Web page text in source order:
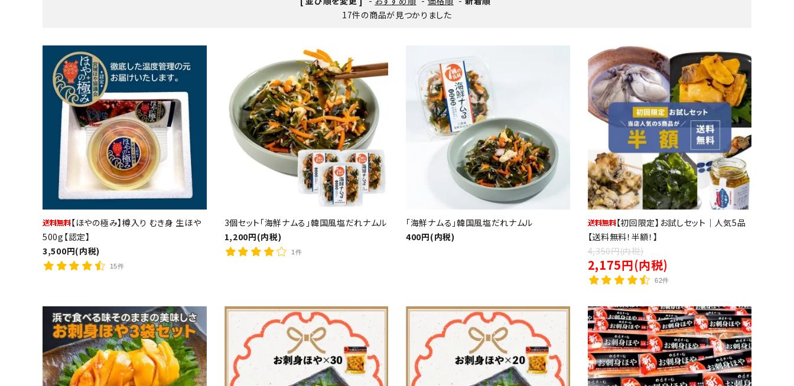
帆立
その他の魚
（銀鮭・さば・さんま等）
お刺身
炙り 燻り 牡蠣味噌 贈答品
「至極の一杯」宮城飯の素 石巻金華
（茶漬け、釜めし、カレー）
おかず
ご飯・お供 冷凍品
包装紙可能商品
17件の商品が見つかりました
【ほやの極み】樽入り むき身 生ほや
500g【認定】
3,500円(内税)
15件
3個セット「海鮮ナムる」韓国風塩だれナムル
1,200円(内税)
1件
「海鮮ナムる」韓国風塩だれナムル
400円(内税)
【初回限定】お試しセット｜人気5品
【送料無料！半額！】
4,350円(内税)
2,175円(内税)
62件